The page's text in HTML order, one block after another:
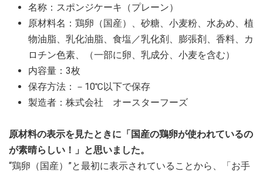
名称：スポンジケーキ（プレーン）
原材料名：鶏卵（国産）、砂糖、小麦粉、水あめ、植
物油脂、乳化油脂、食塩／乳化剤、膨張剤、香料、カ
ロチン色素、（一部に卵、乳成分、小麦を含む）
内容量：3枚
保存方法：－10℃以下で保存
製造者：株式会社 オースターフーズ
原材料の表示を見たときに「国産の鶏卵が使われているの
が素晴らしい！」と思いました。
“鶏卵（国産）”と最初に表示されていることから、「お手